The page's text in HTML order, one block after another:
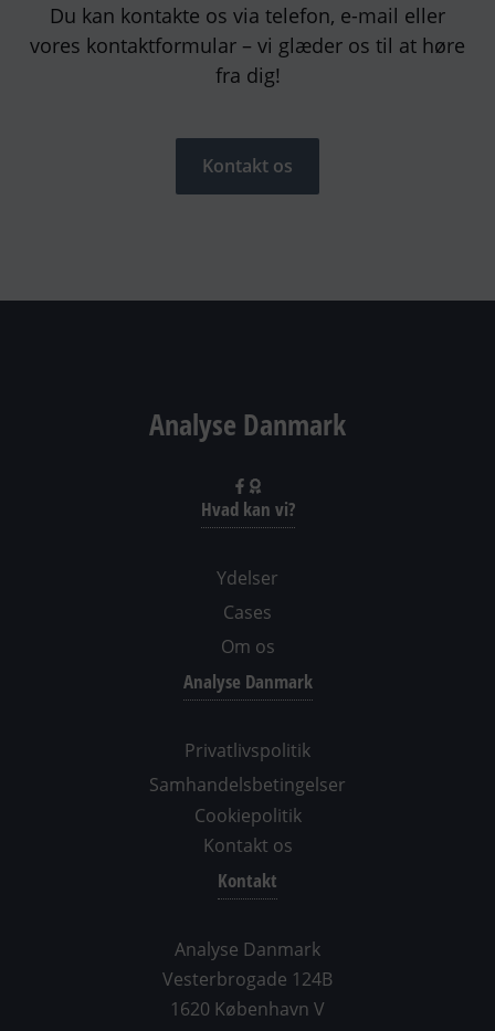
Du kan kontakte os via telefon, e-mail eller
vores kontaktformular – vi glæder os til at høre
fra dig!
Kontakt os
Analyse Danmark
Hvad kan vi?
Ydelser
Cases
Om os
Analyse Danmark
Privatlivspolitik
Samhandelsbetingelser
Cookiepolitik
Kontakt os
Kontakt
Analyse Danmark
Vesterbrogade 124B
1620 København V